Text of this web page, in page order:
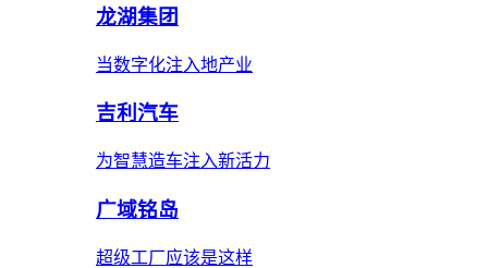
龙湖集团
当数字化注入地产业
吉利汽车
为智慧造车注入新活力
广域铭岛
超级工厂应该是这样